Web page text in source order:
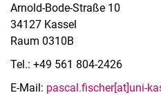
Arnold-Bode-Straße 10
34127 Kassel
Raum 0310B
Tel.: +49 561 804-2426
E-Mail: pascal.fischer[at]uni-